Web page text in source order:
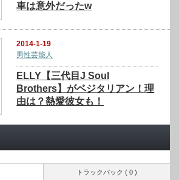
車は意外だったw
2014-1-19
男性芸能人
ELLY【三代目J Soul
Brothers】がベジタリアン！理
由は？熱愛彼女も！
トラックバック ( 0 )